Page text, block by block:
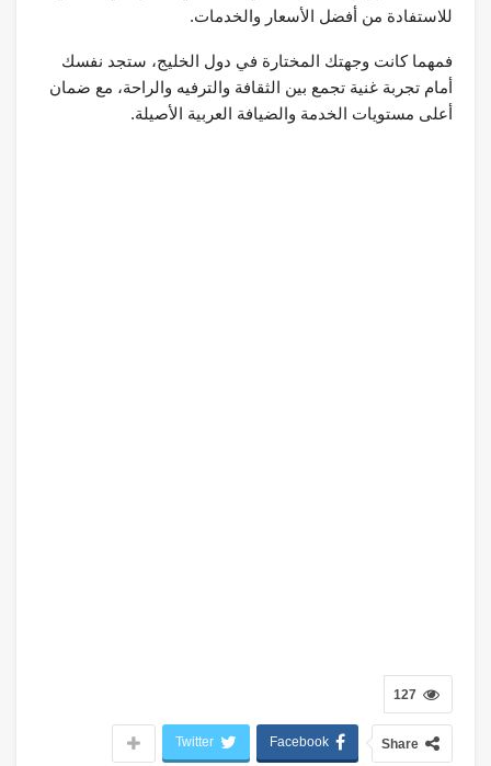
للاستفادة من أفضل الأسعار والخدمات.
فمهما كانت وجهتك المختارة في دول الخليج، ستجد نفسك
أمام تجربة غنية تجمع بين الثقافة والترفيه والراحة، مع ضمان
أعلى مستويات الخدمة والضيافة العربية الأصيلة.
127
Share
Facebook
Twitter